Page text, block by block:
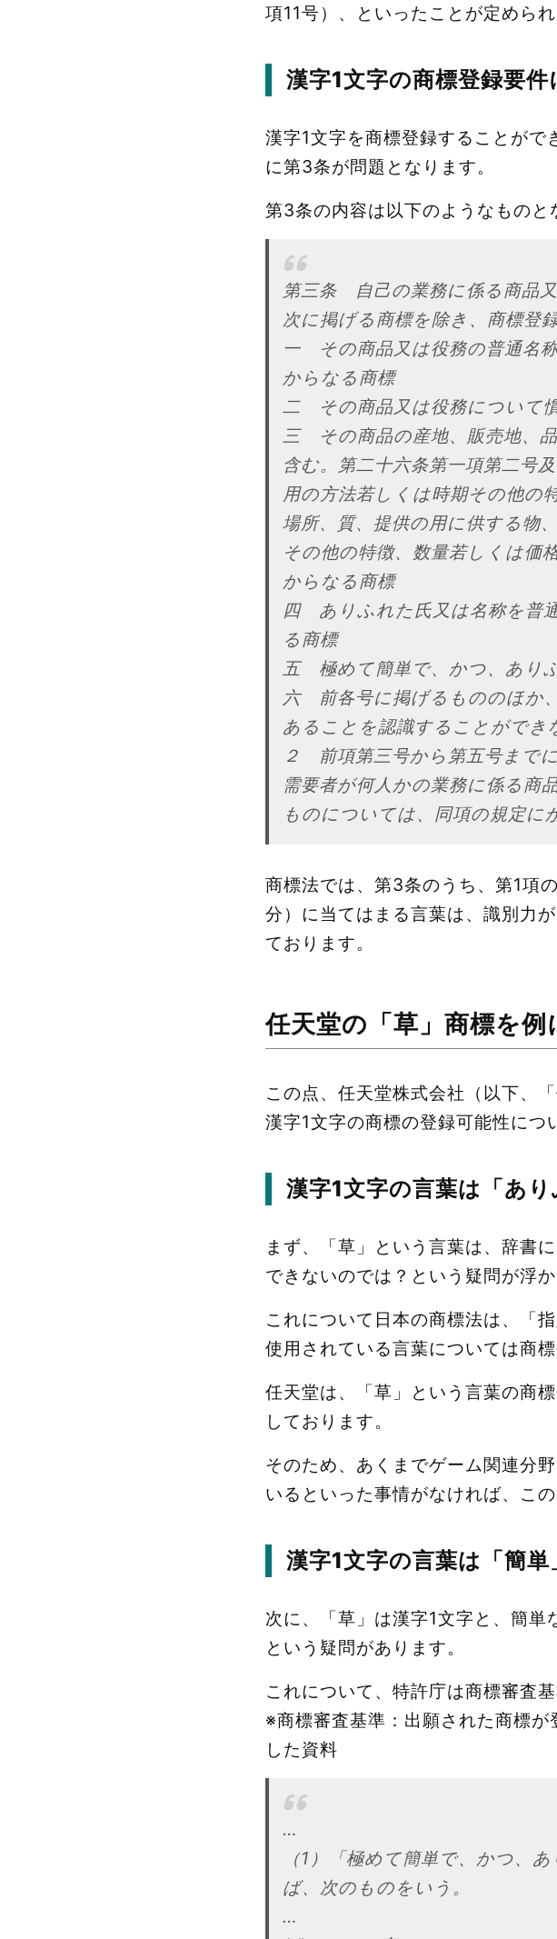
項11号）、といったことが定められ
漢字1文字の商標登録要件
漢字1文字を商標登録することが
に第3条が問題となります。
第3条の内容は以下のようなものと
第三条 自己の業務に係る商品
次に掲げる商標を除き、商標登
一 その商品又は役務の普通名
からなる商標
二 その商品又は役務について
三 その商品の産地、販売地、
含む。第二十六条第一項第二号
用の方法若しくは時期その他の
場所、質、提供の用に供する物
その他の特徴、数量若しくは価
からなる商標
四 ありふれた氏又は名称を普
る商標
五 極めて簡単で、かつ、あり
六 前各号に掲げるもののほか
あることを認識することができ
２ 前項第三号から第五号まで
需要者が何人かの業務に係る商
ものについては、同項の規定に
商標法では、第3条のうち、第1項
分）に当てはまる言葉は、識別力
ております。
任天堂の「草」商標を例
この点、任天堂株式会社（以下、
漢字1文字の商標の登録可能性につ
漢字1文字の言葉は「あ
まず、「草」という言葉は、辞書
できないのでは？という疑問が浮か
これについて日本の商標法は、「
使用されている言葉については商
任天堂は、「草」という言葉の商
しております。
そのため、あくまでゲーム関連分
いるといった事情がなければ、こ
漢字1文字の言葉は「簡
次に、「草」は漢字1文字と、簡単
という疑問があります。
これについて、特許庁は商標審査
※商標審査基準：出願された商標
した資料
…
（1）「極めて簡単で、かつ、
ば、次のものをいう。
…